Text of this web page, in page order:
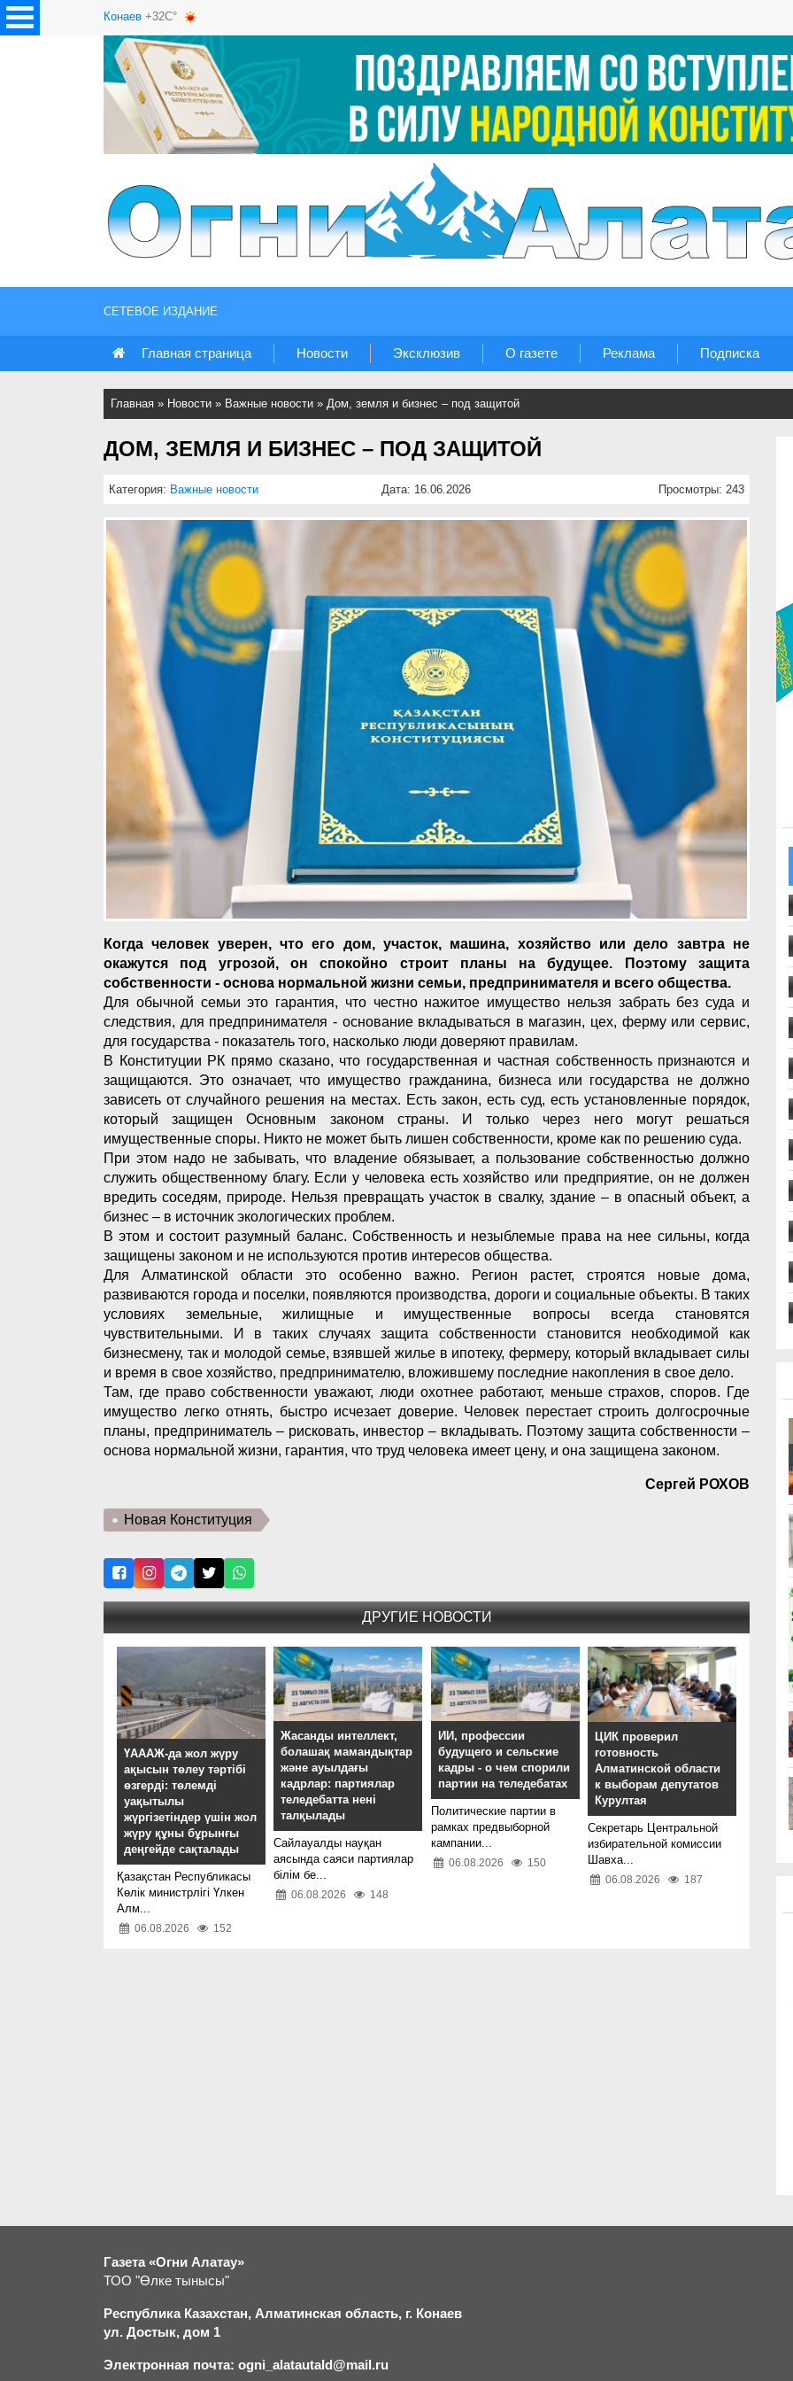
Конаев +32C°
СЕТЕВОЕ ИЗДАНИЕ
Главная страница Новости Эксклюзив О газете Реклама Подписка
Главная » Новости » Важные новости » Дом, земля и бизнес – под защитой
ДОМ, ЗЕМЛЯ И БИЗНЕС – ПОД ЗАЩИТОЙ
Категория: Важные новости Дата: 16.06.2026 Просмотры: 243
Когда человек уверен, что его дом, участок, машина, хозяйство или дело завтра не
окажутся под угрозой, он спокойно строит планы на будущее. Поэтому защита
собственности - основа нормальной жизни семьи, предпринимателя и всего общества.
Для обычной семьи это гарантия, что честно нажитое имущество нельзя забрать без суда и
следствия, для предпринимателя - основание вкладываться в магазин, цех, ферму или сервис,
для государства - показатель того, насколько люди доверяют правилам.
В Конституции РК прямо сказано, что государственная и частная собственность признаются и
защищаются. Это означает, что имущество гражданина, бизнеса или государства не должно
зависеть от случайного решения на местах. Есть закон, есть суд, есть установленные порядок,
который защищен Основным законом страны. И только через него могут решаться
имущественные споры. Никто не может быть лишен собственности, кроме как по решению суда.
При этом надо не забывать, что владение обязывает, а пользование собственностью должно
служить общественному благу. Если у человека есть хозяйство или предприятие, он не должен
вредить соседям, природе. Нельзя превращать участок в свалку, здание – в опасный объект, а
бизнес – в источник экологических проблем.
В этом и состоит разумный баланс. Собственность и незыблемые права на нее сильны, когда
защищены законом и не используются против интересов общества.
Для Алматинской области это особенно важно. Регион растет, строятся новые дома,
развиваются города и поселки, появляются производства, дороги и социальные объекты. В таких
условиях земельные, жилищные и имущественные вопросы всегда становятся
чувствительными. И в таких случаях защита собственности становится необходимой как
бизнесмену, так и молодой семье, взявшей жилье в ипотеку, фермеру, который вкладывает силы
и время в свое хозяйство, предпринимателю, вложившему последние накопления в свое дело.
Там, где право собственности уважают, люди охотнее работают, меньше страхов, споров. Где
имущество легко отнять, быстро исчезает доверие. Человек перестает строить долгосрочные
планы, предприниматель – рисковать, инвестор – вкладывать. Поэтому защита собственности –
основа нормальной жизни, гарантия, что труд человека имеет цену, и она защищена законом.
Сергей РОХОВ
Новая Конституция
ДРУГИЕ НОВОСТИ
ҮАААЖ-да жол жүру
ақысын төлеу тәртібі
өзгерді: төлемді
уақытылы
жүргізетіндер үшін жол
жүру құны бұрынғы
деңгейде сақталады
Қазақстан Республикасы
Көлік министрлігі Үлкен
Алм...
06.08.2026 152
Жасанды интеллект,
болашақ мамандықтар
және ауылдағы
кадрлар: партиялар
теледебатта нені
талқылады
Сайлауалды науқан
аясында саяси партиялар
білім бе...
06.08.2026 148
ИИ, профессии
будущего и сельские
кадры - о чем спорили
партии на теледебатах
Политические партии в
рамках предвыборной
кампании...
06.08.2026 150
ЦИК проверил
готовность
Алматинской области
к выборам депутатов
Курултая
Секретарь Центральной
избирательной комиссии
Шавха...
06.08.2026 187
Газета «Огни Алатау»
ТОО "Өлке тынысы"
Республика Казахстан, Алматинская область, г. Конаев
ул. Достык, дом 1
Электронная почта: ogni_alatautald@mail.ru